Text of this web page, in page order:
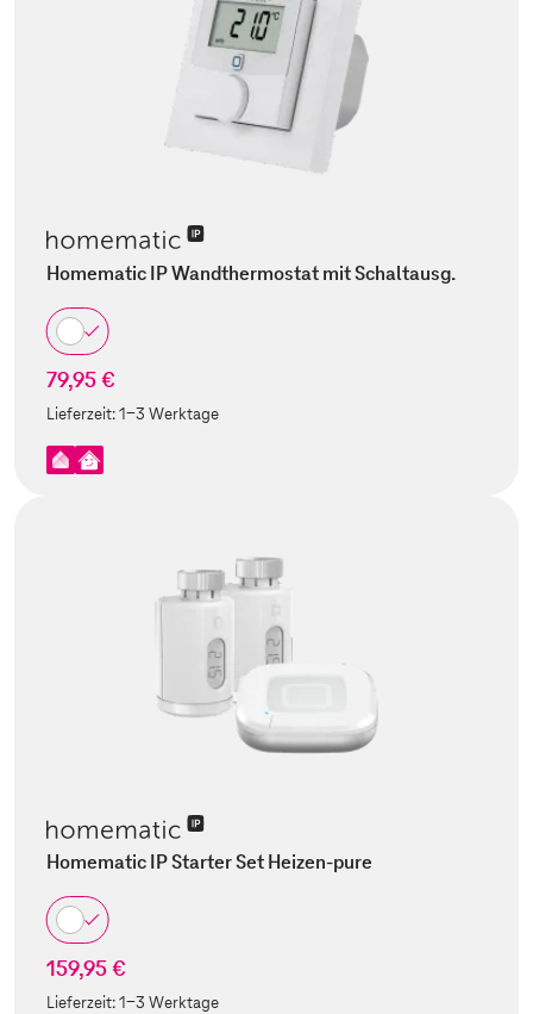
Homematic IP Wandthermostat mit Schaltausg.
79,95 €
Lieferzeit:1-3 Werktage
Homematic IP Starter Set Heizen-pure
159,95 €
Lieferzeit:1-3 Werktage